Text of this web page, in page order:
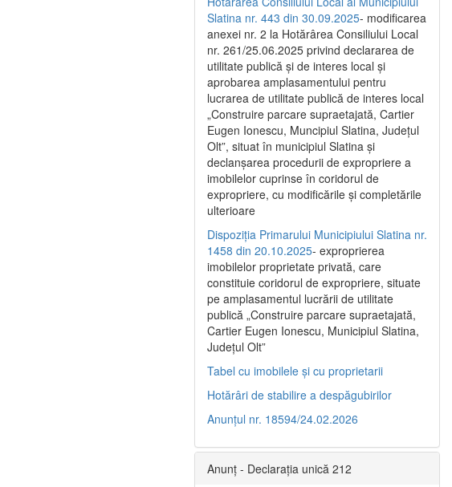
Slatina nr. 443 din 30.09.2025- modificarea
anexei nr. 2 la Hotărârea Consiliului Local
nr. 261/25.06.2025 privind declararea de
utilitate publică şi de interes local şi
aprobarea amplasamentului pentru
lucrarea de utilitate publică de interes local
„Construire parcare supraetajată, Cartier
Eugen Ionescu, Muncipiul Slatina, Judeţul
Olt”, situat în municipiul Slatina şi
declanşarea procedurii de expropriere a
imobilelor cuprinse în coridorul de
expropriere, cu modificările şi completările
ulterioare
Dispoziția Primarului Municipiului Slatina nr.
1458 din 20.10.2025- exproprierea
imobilelor proprietate privată, care
constituie coridorul de expropriere, situate
pe amplasamentul lucrării de utilitate
publică „Construire parcare supraetajată,
Cartier Eugen Ionescu, Municipiul Slatina,
Județul Olt”
Tabel cu imobilele și cu proprietarii
Hotărâri de stabilire a despăgubirilor
Anunțul nr. 18594/24.02.2026
Anunț - Declarația unică 212